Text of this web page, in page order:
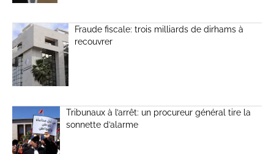
Fraude fiscale: trois milliards de dirhams à
recouvrer
Tribunaux à l’arrêt: un procureur général tire la
sonnette d’alarme